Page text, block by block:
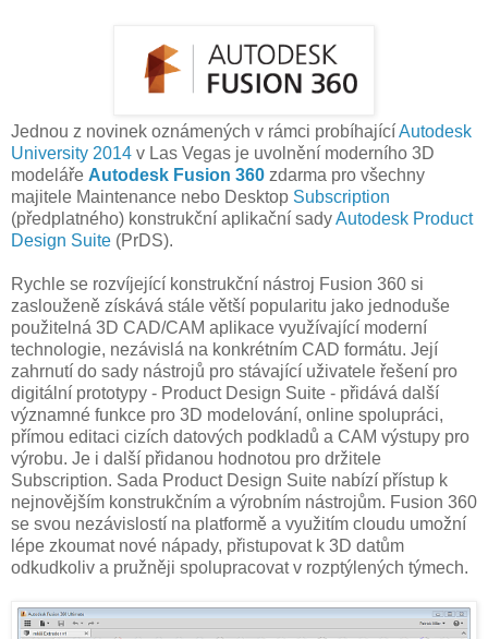
Jednou z novinek oznámených v rámci probíhajícíAutodesk
University 2014 v Las Vegas je uvolnění moderního 3D
modeláře Autodesk Fusion 360 zdarma pro všechny
majitele Maintenance nebo Desktop Subscription
(předplatného) konstrukční aplikační sadyAutodesk Product
Design Suite (PrDS).
Rychle se rozvíjející konstrukční nástroj Fusion 360 si
zaslouženě získává stále větší popularitu jako jednoduše
použitelná 3D CAD/CAM aplikace využívající moderní
technologie, nezávislá na konkrétním CAD formátu. Její
zahrnutí do sady nástrojů pro stávající uživatele řešení pro
digitální prototypy - Product Design Suite - přidává další
významné funkce pro 3D modelování, online spolupráci,
přímou editaci cizích datových podkladů a CAM výstupy pro
výrobu. Je i další přidanou hodnotou pro držitele
Subscription. Sada Product Design Suite nabízí přístup k
nejnovějším konstrukčním a výrobním nástrojům. Fusion 360
se svou nezávislostí na platformě a využitím cloudu umožní
lépe zkoumat nové nápady, přistupovat k 3D datům
odkudkoliv a pružněji spolupracovat v rozptýlených týmech.